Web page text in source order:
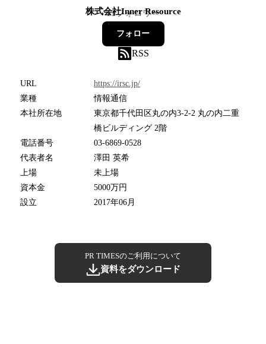
株式会社Inner Resource
11フォロワー
フォロー
RSS
URL
https://irsc.jp/
業種
情報通信
本社所在地
東京都千代田区丸の内3-2-2 丸の内二重
橋ビルディング 2階
電話番号
03-6869-0528
代表者名
澤田 英希
上場
未上場
資本金
5000万円
設立
2017年06月
PR TIMESのご利用について
資料をダウンロード